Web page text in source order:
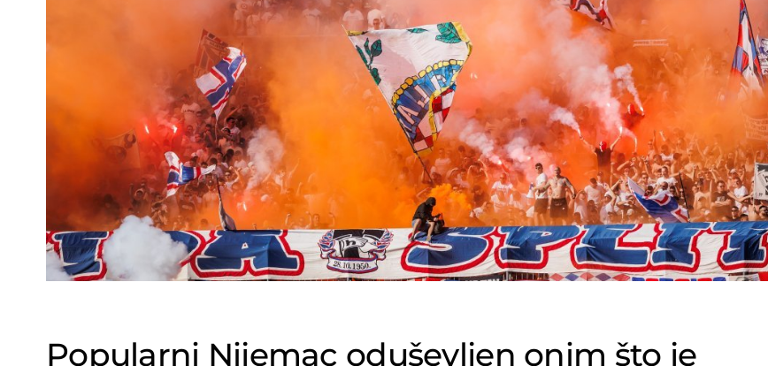
Popularni Nijemac oduševljen onim što je